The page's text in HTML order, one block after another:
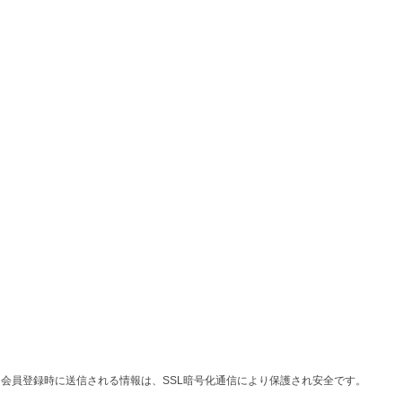
会員登録時に送信される情報は、SSL暗号化通信により保護され安全です。